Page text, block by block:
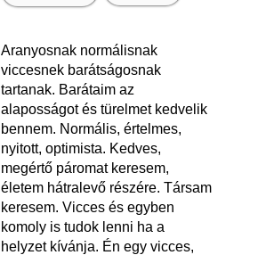
Aranyosnak normálisnak
viccesnek barátságosnak
tartanak. Barátaim az
alaposságot és türelmet kedvelik
bennem. Normális, értelmes,
nyitott, optimista. Kedves,
megértő páromat keresem,
életem hátralevő részére. Társam
keresem. Vicces és egyben
komoly is tudok lenni ha a
helyzet kívánja. Én egy vicces,